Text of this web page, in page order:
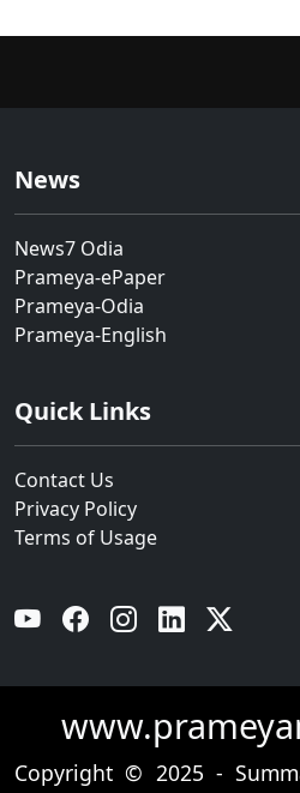
News
News7 Odia
Prameya-ePaper
Prameya-Odia
Prameya-English
Quick Links
Contact Us
Privacy Policy
Terms of Usage
YouTube Facebook Instagram Linkedin
Copyright © 2025 -